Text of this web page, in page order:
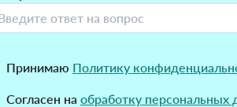
Принимаю Политику
Согласен на обработку персональных